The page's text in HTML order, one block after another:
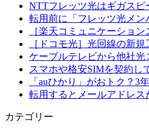
NTTフレッツ光はギガス
転用前に「フレッツ光メン
［楽天コミュニケーショ
［ドコモ光］光回線の新
ケーブルテレビから他社
スマホや格安SIMを契約し
「auひかり」がおトク？
転用するとメールアドレス
カテゴリー